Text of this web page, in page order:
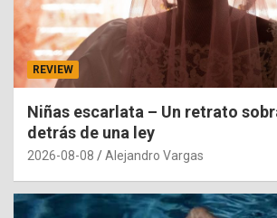
REVIEW
Niñas escarlata – Un retrato
detrás de una ley
2026-08-08 Alejandro Vargas